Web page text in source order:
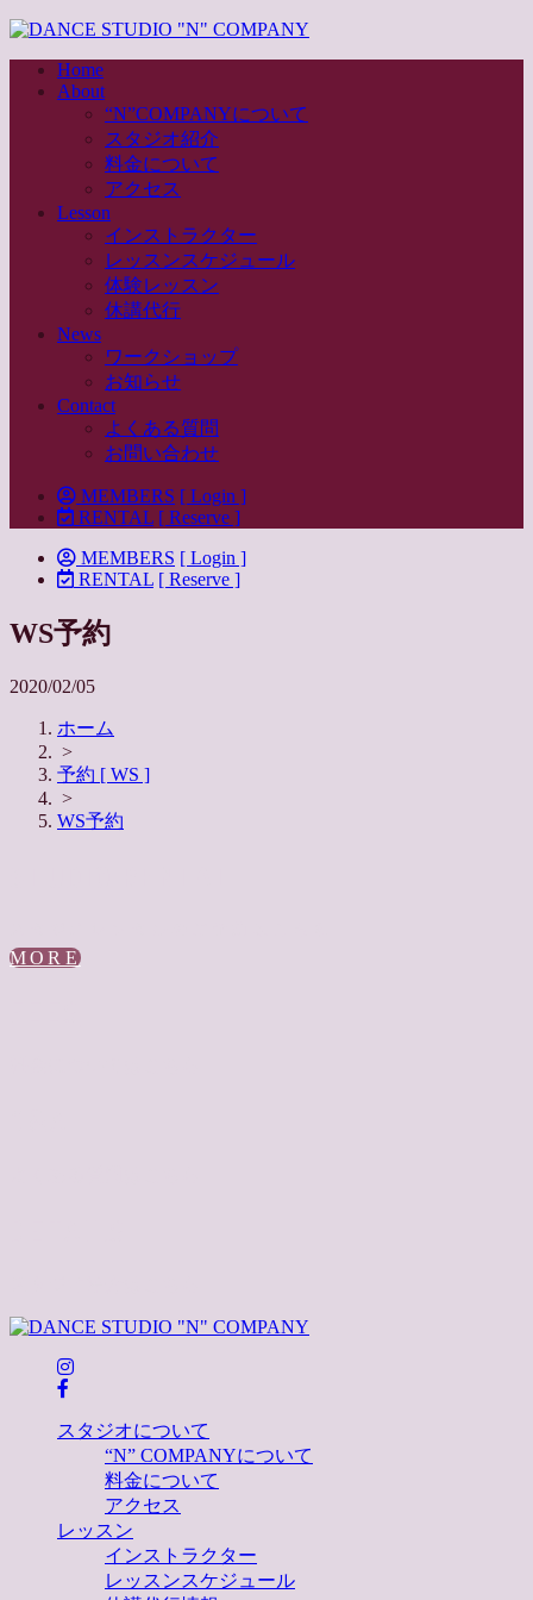
Home
About
“N”COMPANYについて
スタジオ紹介
料金について
アクセス
Lesson
インストラクター
レッスンスケジュール
体験レッスン
休講代行
News
ワークショップ
お知らせ
Contact
よくある質問
お問い合わせ
MEMBERS [ Login ]
RENTAL [ Reserve ]
MEMBERS [ Login ]
RENTAL [ Reserve ]
WS予約
2020/02/05
ホーム
>
予約 [ WS ]
>
WS予約
MORE
スタジオについて
“N” COMPANYについて
料金について
アクセス
レッスン
インストラクター
レッスンスケジュール